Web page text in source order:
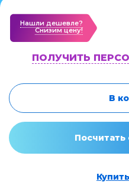
Нашли дешевле?
Cнизим цену!
ПОЛУЧИТЬ
В
Посчитать